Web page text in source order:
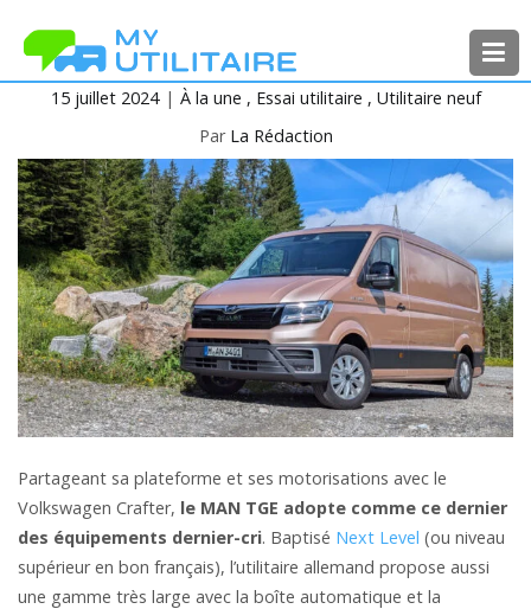
contenu
MyUtilitaire
Toute l’actualité des véhicules
15 juillet 2024 À la une Essai utilitaire
Utilitaire neuf
Par La Rédaction
Partageant sa plateforme et ses motorisations avec le
Volkswagen Crafter, le MAN TGE adopte comme ce dernier
des équipements dernier-cri. Baptisé Next Level (ou niveau
supérieur en bon français), l’utilitaire allemand propose aussi
une gamme très large avec la boîte automatique et la